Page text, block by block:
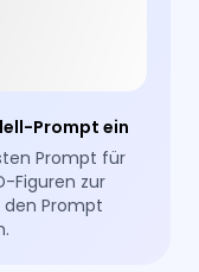
Prompt ein
Prompt für
Figuren zur
Prompt